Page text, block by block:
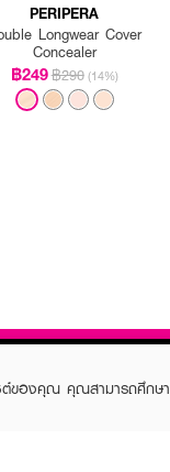
PERIPERA
Longwear Cover
Concealer
฿249฿290 (14%)
ต์ของคุณ คุณสามารถศึกษา